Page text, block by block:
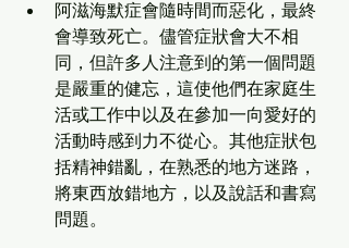
阿滋海默症會隨時間而惡化，最終
會導致死亡。儘管症狀會大不相
同，但許多人注意到的第一個問題
是嚴重的健忘，這使他們在家庭生
活或工作中以及在參加一向愛好的
活動時感到力不從心。其他症狀包
括精神錯亂，在熟悉的地方迷路，
將東西放錯地方，以及說話和書寫
問題。